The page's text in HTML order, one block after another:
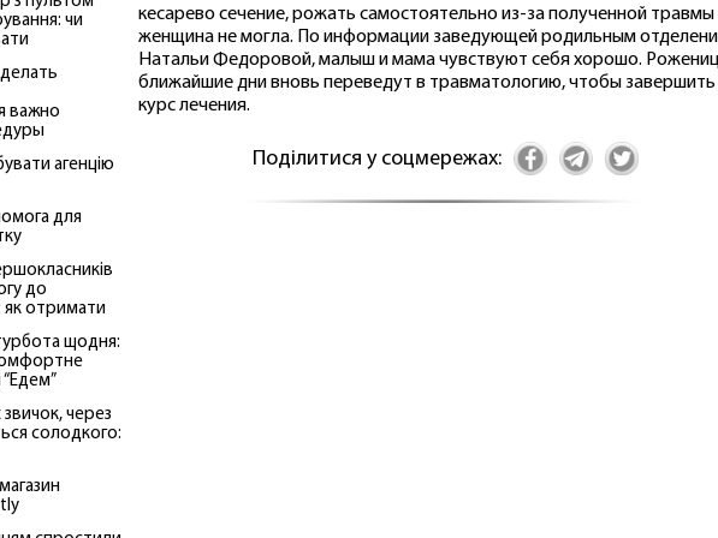
чи
важно
агенцію
для
до
як отримати
щодня:
“Едем”
через
солодкого:
кесарево сечение, рожать самостоятельно из-за полученной травмы
женщина не могла. По информации заведующей родильным
Натальи Федоровой, малыш и мама чувствуют себя хорошо.
ближайшие дни вновь переведут в травматологию, чтобы завершить
курс лечения.
Поділитися у соцмережах: